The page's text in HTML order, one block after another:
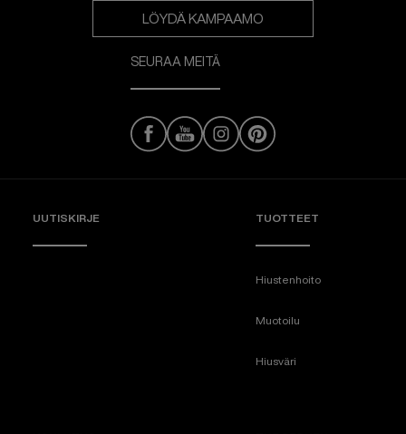
LÖYDÄ KAMPAAMO
SEURAA MEITÄ
UUTISKIRJE TUOTTEET
Hiustenhoito
Muotoilu
Hiusväri